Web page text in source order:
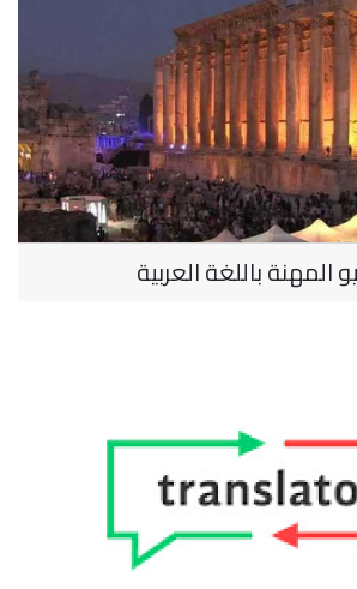
المهنة باللغة العربية